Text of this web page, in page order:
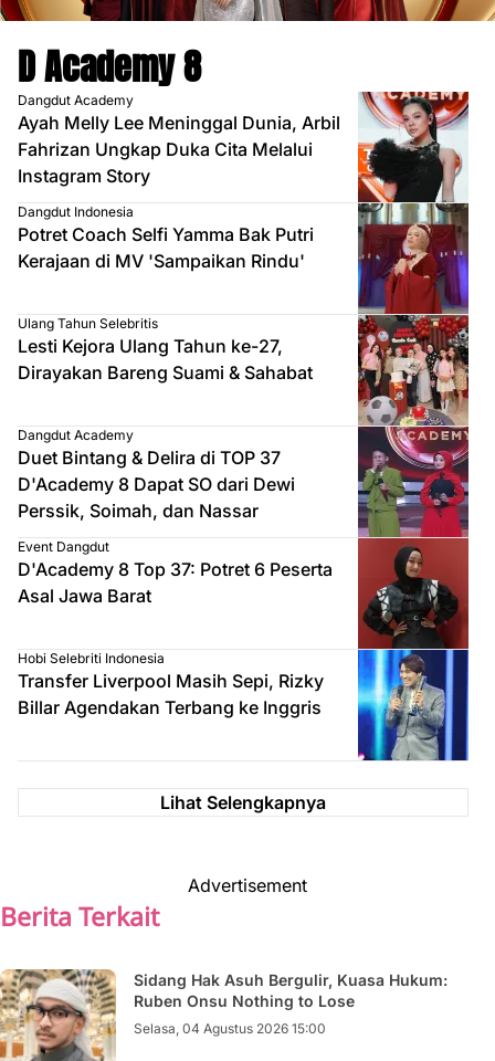
D Academy 8
Dangdut Academy
Ayah Melly Lee Meninggal Dunia, Arbil
Fahrizan Ungkap Duka Cita Melalui
Instagram Story
Dangdut Indonesia
Potret Coach Selfi Yamma Bak Putri
Kerajaan di MV 'Sampaikan Rindu'
Ulang Tahun Selebritis
Lesti Kejora Ulang Tahun ke-27,
Dirayakan Bareng Suami & Sahabat
Dangdut Academy
Duet Bintang & Delira di TOP 37
D'Academy 8 Dapat SO dari Dewi
Perssik, Soimah, dan Nassar
Event Dangdut
D'Academy 8 Top 37: Potret 6 Peserta
Asal Jawa Barat
Hobi Selebriti Indonesia
Transfer Liverpool Masih Sepi, Rizky
Billar Agendakan Terbang ke Inggris
Lihat Selengkapnya
Advertisement
Berita Terkait
Sidang Hak Asuh Bergulir, Kuasa Hukum:
Ruben Onsu Nothing to Lose
Selasa, 04 Agustus 2026 15:00